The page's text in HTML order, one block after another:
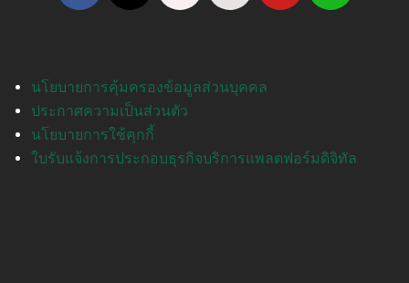
นโยบายการคุ้มครองข้อมูลส่วนบุคคล
ประกาศความเป็นส่วนตัว
นโยบายการใช้คุกกี้
ใบรับแจ้งการประกอบธุรกิจบริการแพลตฟอร์มดิจิทัล